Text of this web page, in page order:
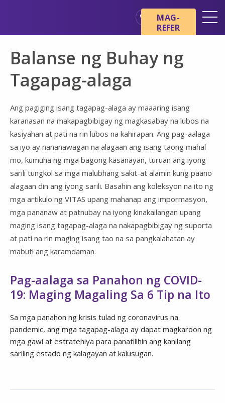
Mga Pangunahing Kaalaman
tungkol sa Hospice
Ang aming mga Serbisyo
Healthcare Professionals
Pamilya at Mga Tagapag-
alaga
MAG-
REFER
Balanse ng Buhay ng
Tagapag-alaga
Ang pagiging isang tagapag-alaga ay maaaring isang
karanasan na makapagbibigay ng magkasabay na lubos na
kasiyahan at pati na rin lubos na kahirapan. Ang pag-aalaga
sa iyo ay nananawagan na alagaan ang isang taong mahal
mo, kumuha ng mga bagong kasanayan, turuan ang iyong
sarili tungkol sa mga malubhang sakit-at alamin kung paano
alagaan din ang iyong sarili. Basahin ang koleksyon na ito ng
mga artikulo ng VITAS upang mahanap ang impormasyon,
mga pananaw at patnubay na iyong kinakailangan upang
maging isang tagapag-alaga na nakapagbibigay ng suporta
at pati na rin maging isang tao na sa pangkalahatan ay
mabuti ang karamdaman.
Pag-aalaga sa Panahon ng COVID-
19: Maging Magaling Sa 6 Tip na Ito
Sa mga panahon ng krisis tulad ng coronavirus na
pandemic, ang mga tagapag-alaga ay dapat magkaroon ng
mga gawi at estratehiya para panatilihin ang kanilang
sariling estado ng kalagayan at kalusugan.